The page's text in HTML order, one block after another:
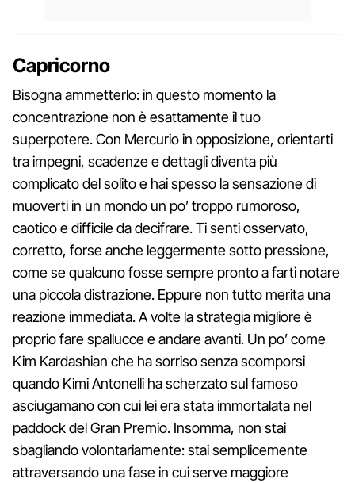
Capricorno
Bisogna ammetterlo: in questo momento la
concentrazione non è esattamente il tuo
superpotere. Con Mercurio in opposizione, orientarti
tra impegni, scadenze e dettagli diventa più
complicato del solito e hai spesso la sensazione di
muoverti in un mondo un po’ troppo rumoroso,
caotico e difficile da decifrare. Ti senti osservato,
corretto, forse anche leggermente sotto pressione,
come se qualcuno fosse sempre pronto a farti notare
una piccola distrazione. Eppure non tutto merita una
reazione immediata. A volte la strategia migliore è
proprio fare spallucce e andare avanti. Un po’ come
Kim Kardashian che ha sorriso senza scomporsi
quando Kimi Antonelli ha scherzato sul famoso
asciugamano con cui lei era stata immortalata nel
paddock del Gran Premio. Insomma, non stai
sbagliando volontariamente: stai semplicemente
attraversando una fase in cui serve maggiore